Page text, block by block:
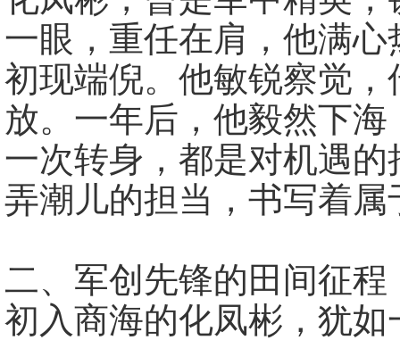
一眼，重任在肩，他满
初现端倪。他敏锐察觉
放。一年后，他毅然下
一次转身，都是对机遇
弄潮儿的担当，书写着
二、军创先锋的田间征
初入商海的化凤彬，犹